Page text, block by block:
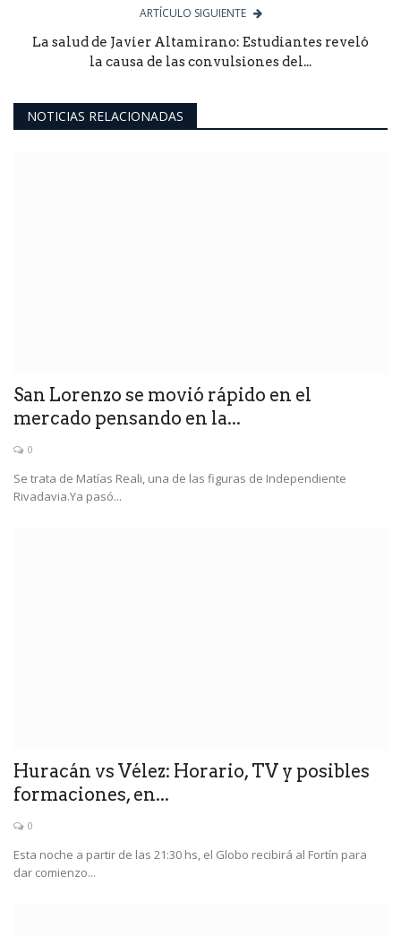
ARTÍCULO SIGUIENTE
La salud de Javier Altamirano: Estudiantes reveló
la causa de las convulsiones del...
NOTICIAS RELACIONADAS
San Lorenzo se movió rápido en el
mercado pensando en la...
0
Se trata de Matías Reali, una de las figuras de Independiente
Rivadavia.Ya pasó...
Huracán vs Vélez: Horario, TV y posibles
formaciones, en...
0
Esta noche a partir de las 21:30 hs, el Globo recibirá al Fortín para
dar comienzo...